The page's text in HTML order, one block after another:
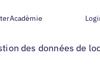
Acadèmie
des données de